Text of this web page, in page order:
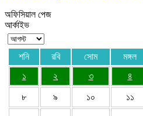
অফিসিয়াল পেজ
আর্কাইভ
শনি রবি সোম মঙ্গল
১
২ ৩ ৪
৮ ৯ ১০ ১১